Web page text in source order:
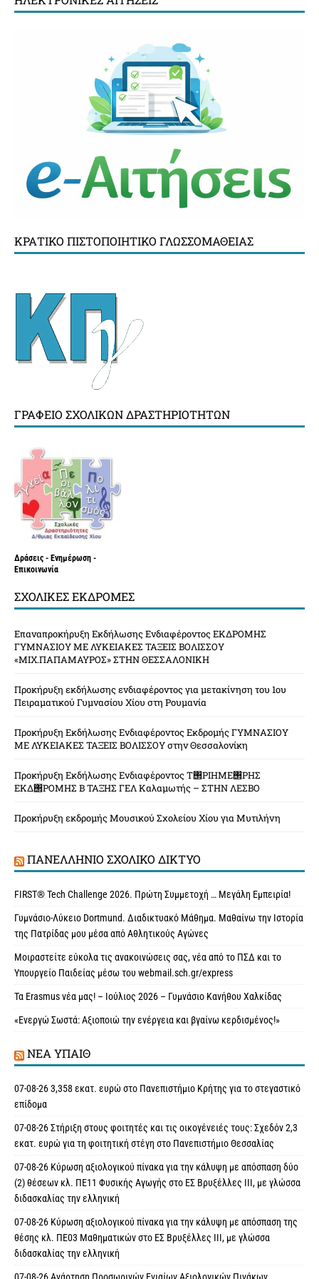
ΚΡΑΤΙΚΌ ΠΙΣΤΟΠΟΙΗΤΙΚΌ ΓΛΩΣΣΟΜΆΘΕΙΑΣ
ΓΡΑΦΕΊΟ ΣΧΟΛΙΚΏΝ ΔΡΑΣΤΗΡΙΟΤΉΤΩΝ
Δράσεις - Ενημέρωση -
Επικοινωνία
ΣΧΟΛΙΚΈΣ ΕΚΔΡΟΜΈΣ
Επαναπροκήρυξη Εκδήλωσης Ενδιαφέροντος ΕΚΔΡΟΜΗΣ
ΓΥΜΝΑΣΙΟΥ ΜΕ ΛΥΚΕΙΑΚΕΣ ΤΑΞΕΙΣ ΒΟΛΙΣΣΟΥ
«ΜΙΧ.ΠΑΠΑΜΑΥΡΟΣ» ΣΤΗΝ ΘΕΣΣΑΛΟΝΙΚΗ
Προκήρυξη εκδήλωσης ενδιαφέροντος για μετακίνηση του 1ου
Πειραματικού Γυμνασίου Χίου στη Ρουμανία
Προκήρυξη Εκδήλωσης Ενδιαφέροντος Εκδρομής ΓΥΜΝΑΣΙΟΥ
ΜΕ ΛΥΚΕΙΑΚΕΣ ΤΑΞΕΙΣ ΒΟΛΙΣΣΟΥ στην Θεσσαλονίκη
Προκήρυξη Εκδήλωσης Ενδιαφέροντος Τ΢ΡΙΗΜΕ΢ΡΗΣ
ΕΚΔ΢ΡΟΜΗΣ Β ΤΑΞΗΣ ΓΕΛ Καλαμωτής – ΣΤΗΝ ΛΕΣΒΟ
Προκήρυξη εκδρομής Μουσικού Σχολείου Χίου για Μυτιλήνη
ΠΑΝΕΛΛΉΝΙΟ ΣΧΟΛΙΚΌ ΔΊΚΤΥΟ
FIRST® Tech Challenge 2026. Πρώτη Συμμετοχή … Μεγάλη Εμπειρία!
Γυμνάσιο-Λύκειο Dortmund. Διαδικτυακό Μάθημα. Μαθαίνω την Ιστορία
της Πατρίδας μου μέσα από Αθλητικούς Αγώνες
Μοιραστείτε εύκολα τις ανακοινώσεις σας, νέα από το ΠΣΔ και το
Υπουργείο Παιδείας μέσω του webmail.sch.gr/express
Τα Erasmus νέα μας! – Ιούλιος 2026 – Γυμνάσιο Κανήθου Χαλκίδας
«Ενεργώ Σωστά: Αξιοποιώ την ενέργεια και βγαίνω κερδισμένος!»
ΝΈΑ ΥΠAΙΘ
07-08-26 3,358 εκατ. ευρώ στο Πανεπιστήμιο Κρήτης για το στεγαστικό
επίδομα
07-08-26 Στήριξη στους φοιτητές και τις οικογένειές τους: Σχεδόν 2,3
εκατ. ευρώ για τη φοιτητική στέγη στο Πανεπιστήμιο Θεσσαλίας
07-08-26 Κύρωση αξιολογικού πίνακα για την κάλυψη με απόσπαση δύο
(2) θέσεων κλ. ΠΕ11 Φυσικής Αγωγής στο ΕΣ Βρυξέλλες ΙΙΙ, με γλώσσα
διδασκαλίας την ελληνική
07-08-26 Κύρωση αξιολογικού πίνακα για την κάλυψη με απόσπαση της
θέσης κλ. ΠΕ03 Μαθηματικών στο ΕΣ Βρυξέλλες ΙΙΙ, με γλώσσα
διδασκαλίας την ελληνική